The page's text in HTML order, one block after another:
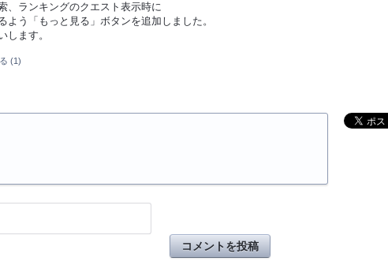
、ランキングのクエスト表示時に
よう「もっと見る」ボタンを追加しました。
します。
(1)
コメントを投稿